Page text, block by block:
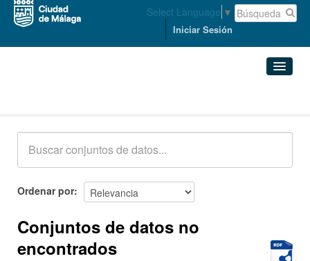
Select Language ▼
Iniciar Sesión
Acerca de
Ordenar por
Conjuntos de datos no
encontrados